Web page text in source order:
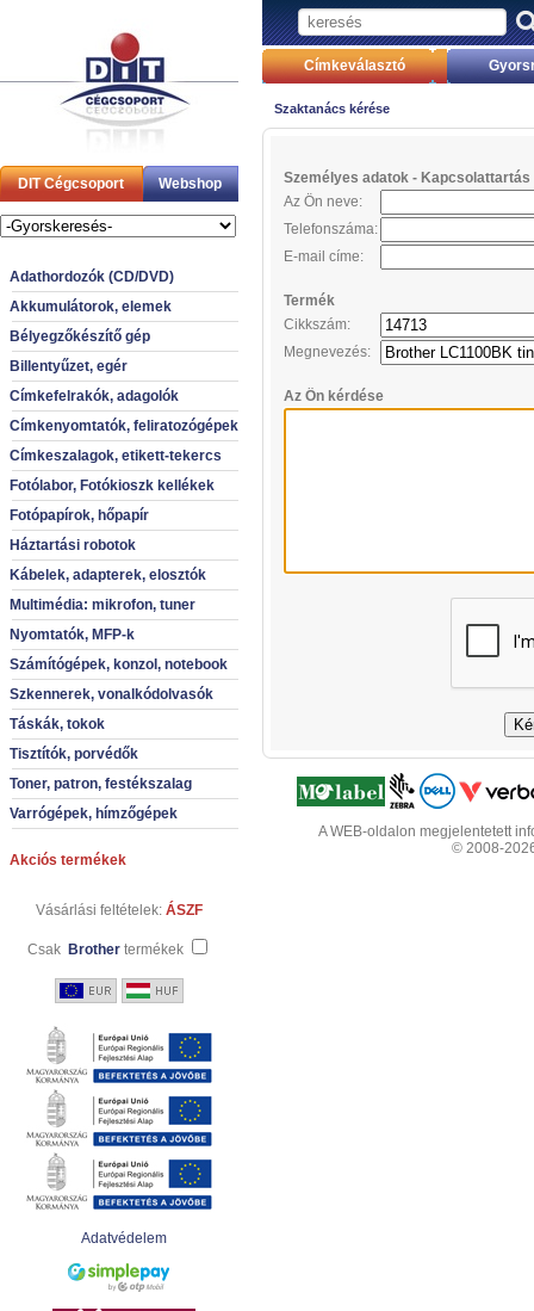
DIT Cégcsoport Webshop
Adathordozók (CD/DVD)
Akkumulátorok, elemek
Bélyegzőkészítő gép
Billentyűzet, egér
Címkefelrakók, adagolók
Címkenyomtatók, feliratozógépek
Címkeszalagok, etikett-tekercs
Fotólabor, Fotókioszk kellékek
Fotópapírok, hőpapír
Háztartási robotok
Kábelek, adapterek, elosztók
Multimédia: mikrofon, tuner
Nyomtatók, MFP-k
Számítógépek, konzol, notebook
Szkennerek, vonalkódolvasók
Táskák, tokok
Tisztítók, porvédők
Toner, patron, festékszalag
Varrógépek, hímzőgépek
Akciós termékek
Vásárlási feltételek: ÁSZF
Csak Brother termékek
Adatvédelem
Címkeválasztó
Szaktanács kérése
Személyes adatok - Kapcsolattartás
Az Ön neve:
Telefonszáma:
E-mail címe:
Termék
Cikkszám:
Megnevezés:
Az Ön kérdése
A WEB-oldalon megjelentetett
© 2008-